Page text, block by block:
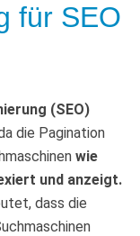
für SEO
(SEO)
die Pagination
wie
und anzeigt.
dass die